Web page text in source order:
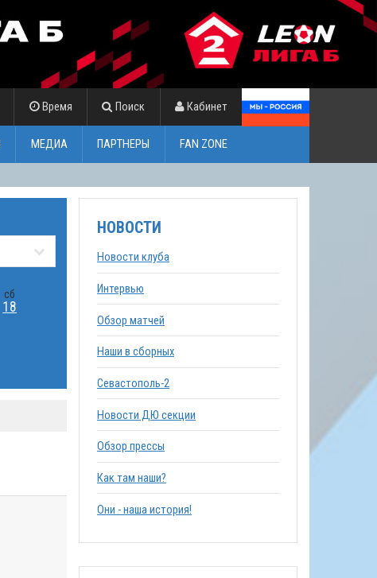
Время Поиск Кабинет
МЕДИА ПАРТНЕРЫ FAN ZONE
сб
18
НОВОСТИ
Новости клуба
Интервью
Обзор матчей
Наши в сборных
Севастополь-2
Новости ДЮ секции
Обзор прессы
Как там наши?
Они - наша история!